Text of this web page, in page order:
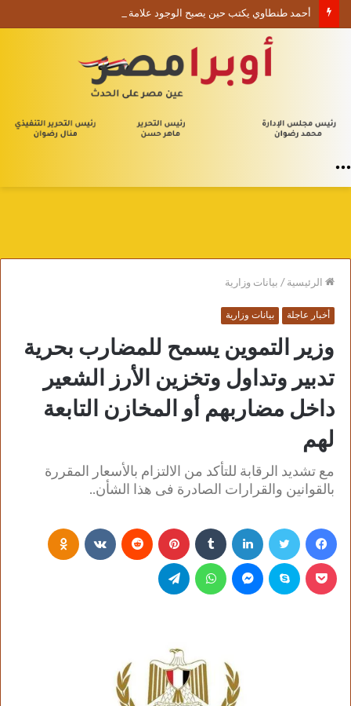
أحمد طنطاوي يكتب حين يصبح الوجود علامة استفهام
الرئيسية/بيانات وزارية
أخبار عاجلة بيانات وزارية
وزير التموين يسمح للمضارب بحرية
تدبير وتداول وتخزين الأرز الشعير
داخل مضاربهم أو المخازن التابعة
لهم
مع تشديد الرقابة للتأكد من الالتزام بالأسعار المقررة
بالقوانين والقرارات الصادرة فى هذا الشأن..